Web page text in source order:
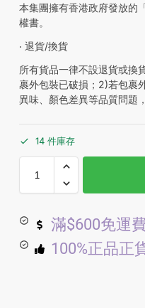
本集團擁有香港政府發放的
權書。
‧ 退貨/換貨
所有貨品一律不設退貨或換
裹外包裝已破損；2)若包裹
異味、顏色差異等品質問題
14 件庫存
滿$600免運
100%正品正